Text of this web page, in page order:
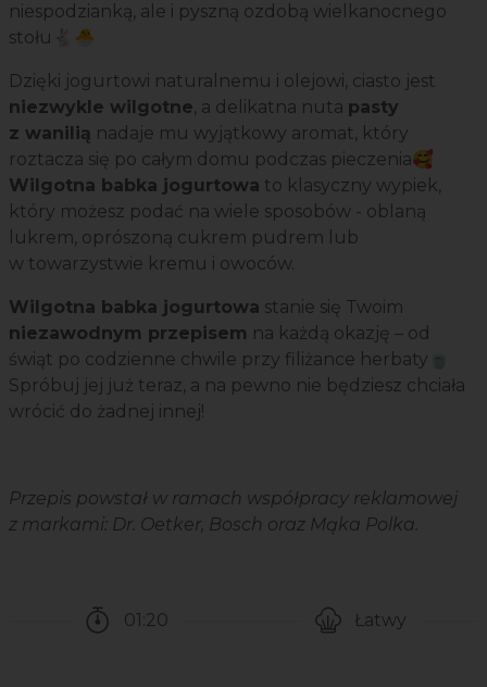
niespodzianką, ale i pyszną ozdobą wielkanocnego
stołu🐇🐣
Dzięki jogurtowi naturalnemu i olejowi, ciasto jest
niezwykle wilgotne, a delikatna nuta pasty
z wanilią nadaje mu wyjątkowy aromat, który
roztacza się po całym domu podczas pieczenia🥰
Wilgotna babka jogurtowa to klasyczny wypiek,
który możesz podać na wiele sposobów - oblaną
lukrem, oprószoną cukrem pudrem lub
w towarzystwie kremu i owoców.
Wilgotna babka jogurtowa stanie się Twoim
niezawodnym przepisem na każdą okazję – od
świąt po codzienne chwile przy filiżance herbaty🍵
Spróbuj jej już teraz, a na pewno nie będziesz chciała
wrócić do żadnej innej!
Przepis powstał w ramach współpracy reklamowej
z markami: Dr. Oetker, Bosch oraz Mąka Polka.
01:20
Łatwy